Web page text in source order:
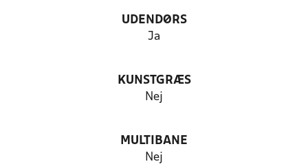
UDENDØRS
Ja
KUNSTGRÆS
Nej
MULTIBANE
Nej